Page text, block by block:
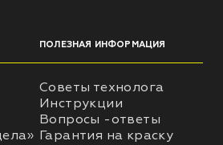
ПОЛЕЗНАЯ ИНФОРМАЦИЯ
Советы технолога
Инструкции
Вопросы -ответы
Гарантия на краску